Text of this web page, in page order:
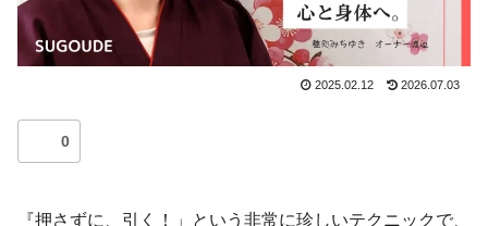
2025.02.12 2026.07.03
0
『押さずに、引く！」という非常に珍しいテクニックで、